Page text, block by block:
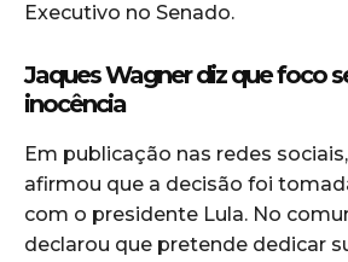
Executivo no Senado.
Jaques Wagner diz que foco
inocência
Em publicação nas redes
afirmou que a decisão foi
com o presidente Lula. No
declarou que pretende dedicar